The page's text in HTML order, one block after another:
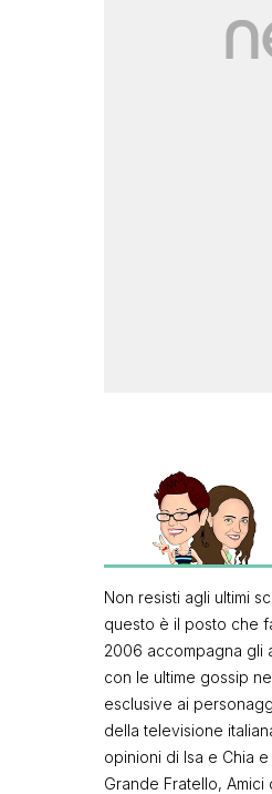
Non resisti agli ultimi
questo è il posto che
2006 accompagna gli
con le ultime gossip
esclusive ai
della televisione
opinioni di Isa e Chia
Grande Fratello,